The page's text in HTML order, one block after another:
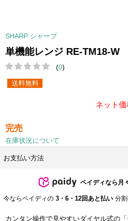
SHARP シャープ
単機能レンジ RE-TM18-W
(0)
送料無料
ネット価
完売
在庫状況について
お支払い方法
ペイディなら月
今ならペイディの 3・6・12回あと払い 分
カンタン操作で見やすいダイヤル式の